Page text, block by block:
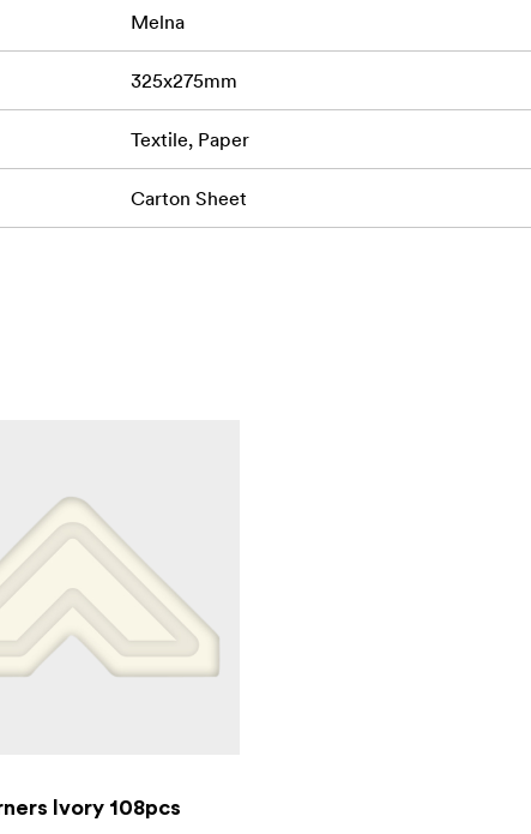
un Vācijas izcelsmes materiāls. Kartons ražots no otrreizēji
Melna
325x275mm
Textile, Paper
Carton Sheet
Ivory 108pcs